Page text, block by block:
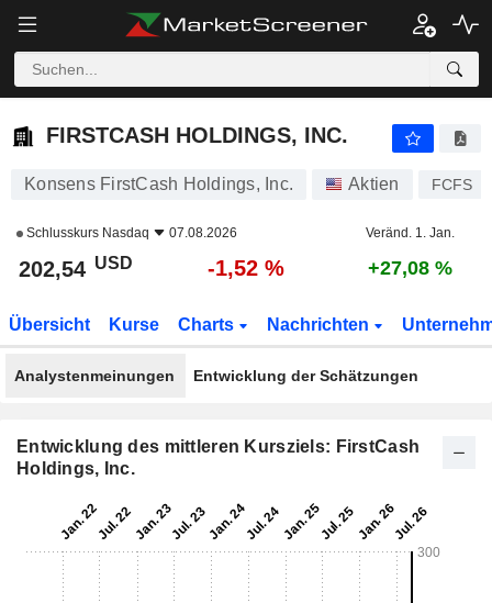
FIRSTCASH HOLDINGS, INC.
FIRSTCASH HOLDINGS, INC.
Konsens FirstCash Holdings, Inc. Aktien FCFS
Schlusskurs Nasdaq 07.08.2026 Veränd. 1. Jan.
202,54 USD -1,52 % +27,08 %
Übersicht Kurse Charts Nachrichten
Analystenmeinungen Entwicklung der Schätzungen
Entwicklung des mittleren Kursziels: FirstCash
Holdings, Inc.